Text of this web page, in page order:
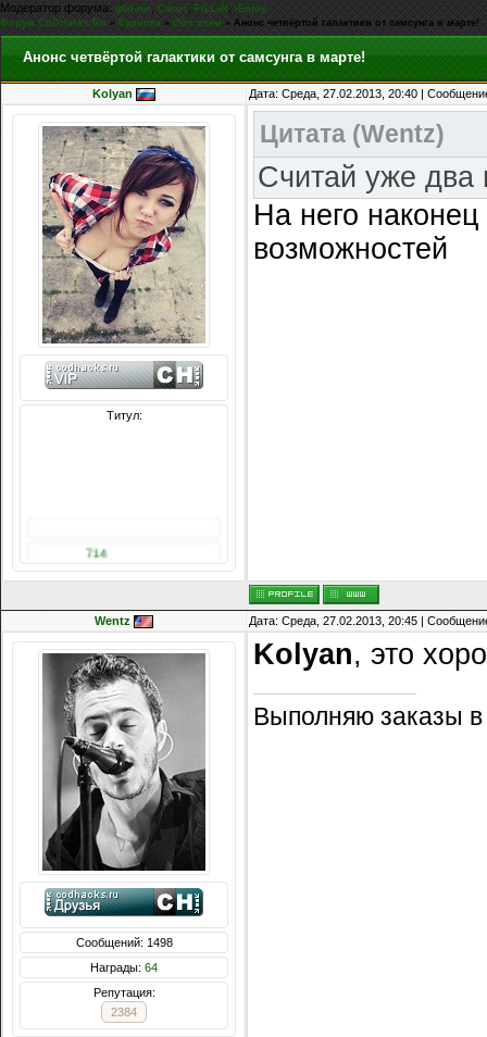
Модератор форума:g0d-me,Casus, FiLLiN,iEnjoy
Форум CoDHacks.Ru » Курилка » Обо всем » Анонс четвёртой галактики от самсунга в марте!
Анонс четвёртой галактики от самсунга в марте!
Kolyan Дата: Среда, 27.02.2013, 20:40 |
Титул:
Цитата (Wentz)
Считай уже два
На него
возможностей
Wentz Дата: Среда, 27.02.2013, 20:45 |
Сообщений: 1498
Награды: 64
Репутация:
2384
Kolyan, это
Выполняю заказы